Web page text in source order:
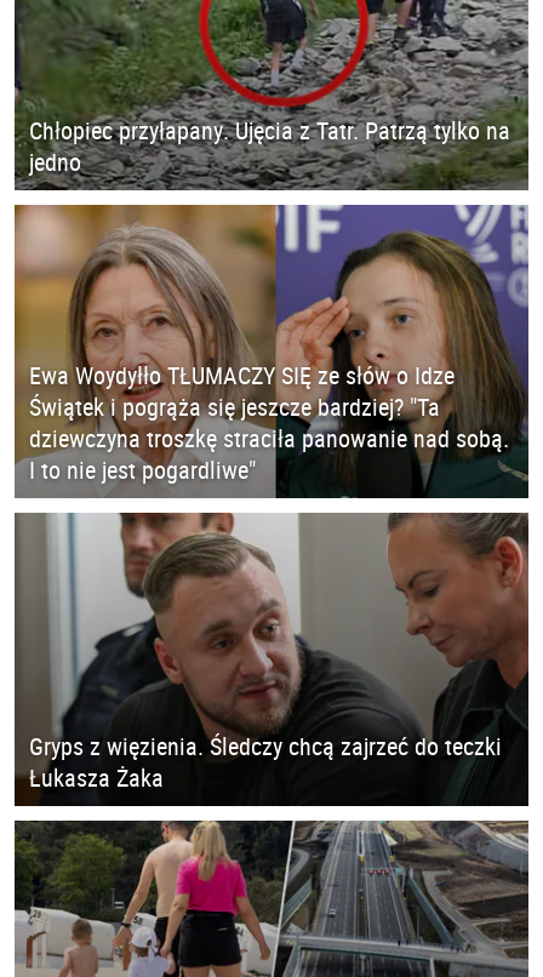
Chłopiec przyłapany. Ujęcia z Tatr. Patrzą tylko na
jedno
Ewa Woydyłło TŁUMACZY SIĘ ze słów o Idze
Świątek i pogrąża się jeszcze bardziej? "Ta
dziewczyna troszkę straciła panowanie nad sobą.
I to nie jest pogardliwe"
Gryps z więzienia. Śledczy chcą zajrzeć do teczki
Łukasza Żaka